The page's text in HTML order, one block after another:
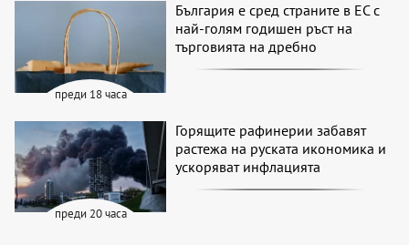
преди 18 часа
България е сред страните в ЕС с
най-голям годишен ръст на
търговията на дребно
преди 20 часа
Горящите рафинерии забавят
растежа на руската икономика и
ускоряват инфлацията